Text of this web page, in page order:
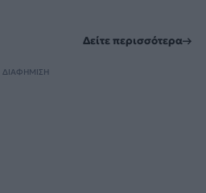
Δείτε περισσότερα
ΔΙΑΦΗΜΙΣΗ